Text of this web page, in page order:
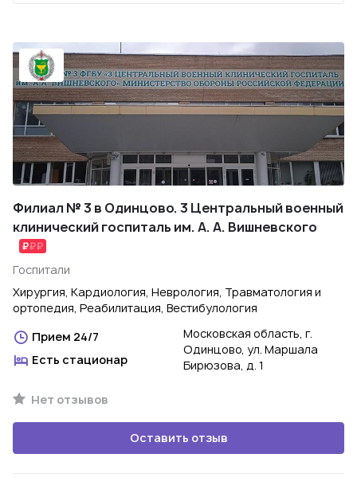
Филиал № 3 в Одинцово. 3 Центральный военный
клинический госпиталь им. А. А. Вишневского
Госпитали
Хирургия, Кардиология, Неврология, Травматология и
ортопедия, Реабилитация, Вестибулология
Прием 24/7
Есть стационар
Московская область, г.
Одинцово, ул. Маршала
Бирюзова, д. 1
Нет отзывов
Оставить отзыв